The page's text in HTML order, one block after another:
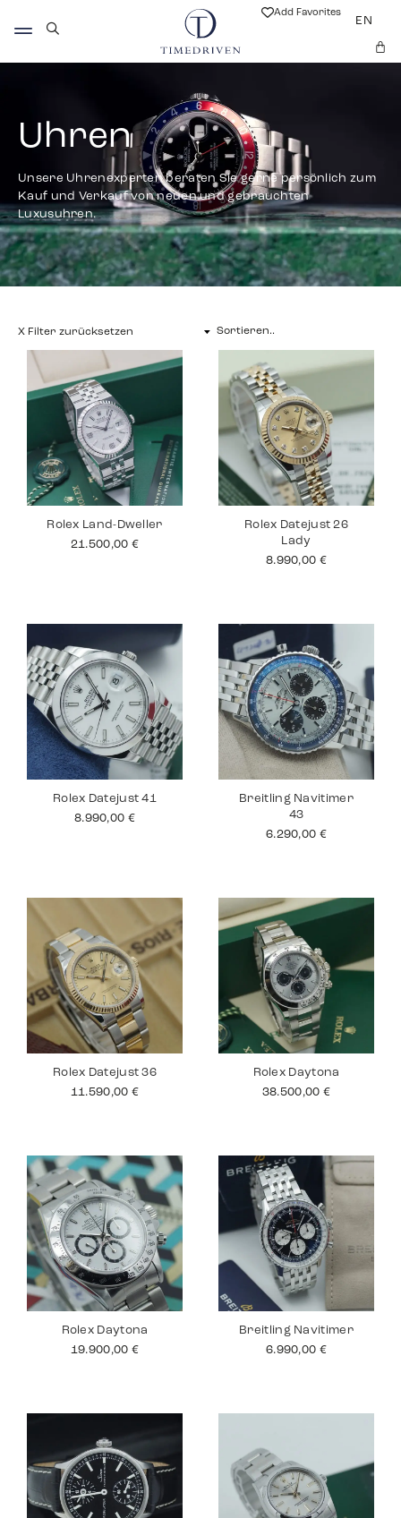
Add Favorites
EN
Uhren
Unsere Uhrenexperten beraten Sie gerne persönlich zum
Kauf und Verkauf von neuen und gebrauchten
Luxusuhren.
X Filter zurücksetzen
Rolex Land-Dweller
21.500,00 €
Rolex Datejust 26
Lady
8.990,00 €
Rolex Datejust 41
8.990,00 €
Breitling Navitimer
43
6.290,00 €
Rolex Datejust 36
11.590,00 €
Rolex Daytona
38.500,00 €
Rolex Daytona
19.900,00 €
Breitling Navitimer
6.990,00 €